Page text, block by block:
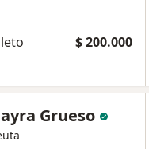
$ 200.000
Grueso